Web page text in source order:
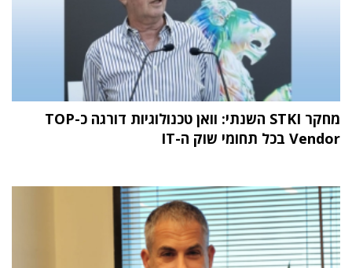
מחקר STKI השנתי: וואן טכנולוגיות דורגה כ-TOP
Vendor בכל תחומי שוק ה-IT